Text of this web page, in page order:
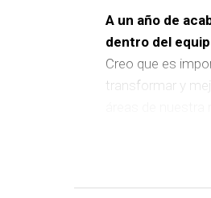
A un año de
dentro del
Creo que es
transformar y
del equipo de
En ese sentido,
entre El Kalero y